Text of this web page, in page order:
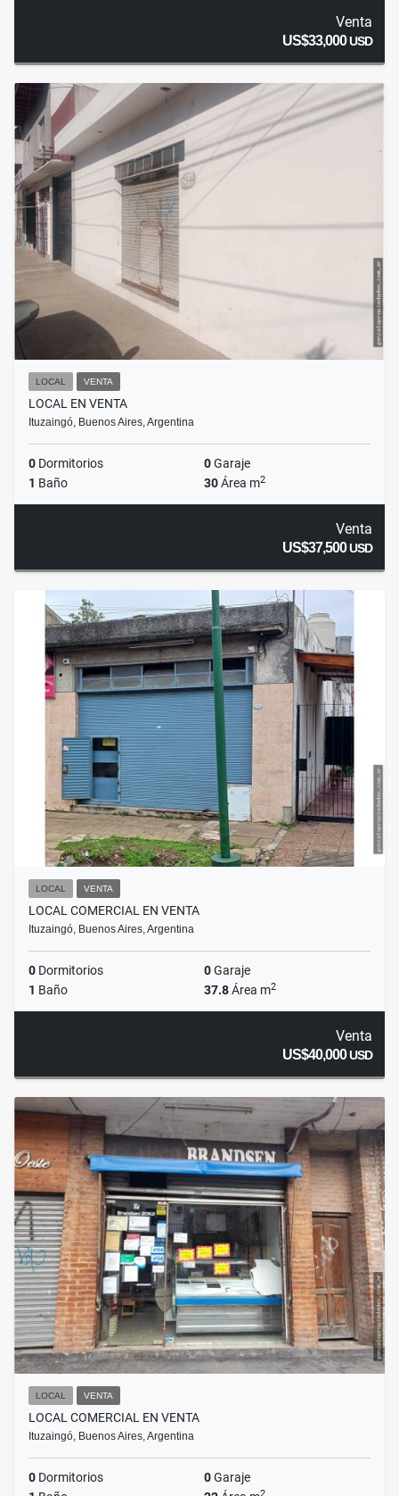
Venta
US$33,000USD
LOCAL VENTA
LOCAL EN VENTA
Ituzaingó, Buenos Aires, Argentina
0 Dormitorios 0Garaje
1 Baño 30Área m2
Venta
US$37,500USD
LOCAL VENTA
LOCAL COMERCIAL EN VENTA
Ituzaingó, Buenos Aires, Argentina
0 Dormitorios 0Garaje
1 Baño 37.8Área m2
Venta
US$40,000USD
LOCAL VENTA
LOCAL COMERCIAL EN VENTA
Ituzaingó, Buenos Aires, Argentina
0 Dormitorios 0Garaje